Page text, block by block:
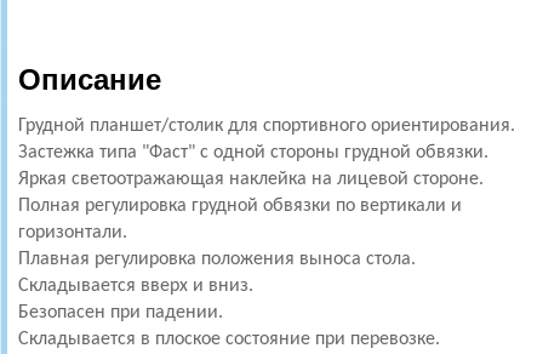
Описание
Грудной планшет/столик для спортивного ориентирования.
Застежка типа "Фаст" с одной стороны грудной обвязки.
Яркая светоотражающая наклейка на лицевой стороне.
Полная регулировка грудной обвязки по вертикали и
горизонтали.
Плавная регулировка положения выноса стола.
Складывается вверх и вниз.
Безопасен при падении.
Складывается в плоское состояние при перевозке.